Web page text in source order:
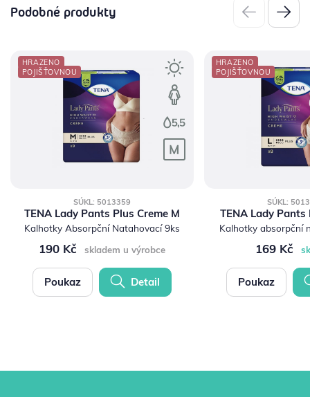
Podobné produkty
HRAZENO
POJIŠŤOVNOU
SÚKL: 5013359
TENA Lady Pants Plus Creme M
Kalhotky Absorpční Natahovací 9ks
190 Kč skladem u výrobce
Poukaz Detail
HRAZENO
POJIŠŤOVNOU
SÚKL:
TENA Lady Pants
Kalhotky absorpční
169 Kč
Poukaz